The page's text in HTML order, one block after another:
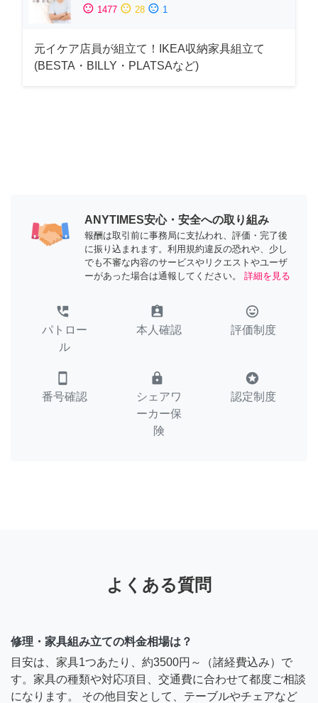
sentiment_satisfied 1477 sentiment_neutral 28 sentiment_dissatisfied 1
元イケア店員が組立て！IKEA収納家具組立て
(BESTA・BILLY・PLATSAなど)
ANYTIMES安心・安全への取り組み
報酬は取引前に事務局に支払われ、評価・完了後
に振り込まれます。利用規約違反の恐れや、少し
でも不審な内容のサービスやリクエストやユーザ
ーがあった場合は通報してください。
詳細を見る
perm_phone_msg
パトロー
ル
assignment_ind
本人確認
tag_faces
評価制度
smartphone
番号確認
lock
シェアワ
ーカー保
険
stars
認定制度
よくある質問
修理・家具組み立ての料金相場は？
目安は、家具1つあたり、約3500円～（諸経費込み）で
す。家具の種類や対応項目、交通費に合わせて都度ご相談
になります。 その他目安として、テーブルやチェアなど